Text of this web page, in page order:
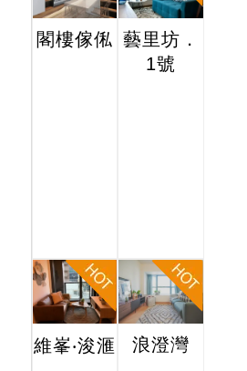
閣樓傢俬 藝里坊．
1號
維峯‧浚滙 浪澄灣